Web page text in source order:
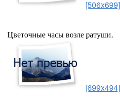
[506x699]
Цветочные часы возле ратуши.
[699x494]